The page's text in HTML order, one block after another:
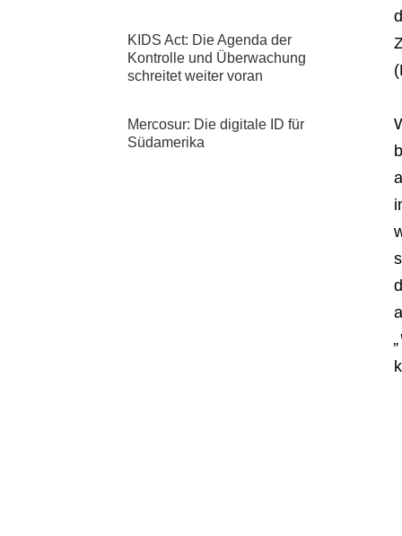
KIDS Act: Die Agenda der
Kontrolle und Überwachung
schreitet weiter voran
Mercosur: Die digitale ID für
Südamerika